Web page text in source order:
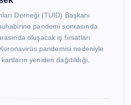
Derneği (TUİD) Başkanı
pandemi sonrasında
oluşacak iş fırsatları
pandemisi nedeniyle
yeniden dağıtıldığı,